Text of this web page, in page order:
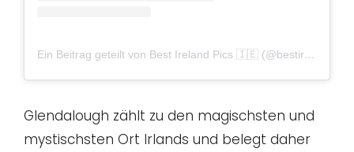
Ein Beitrag geteilt von Best Ireland Pics 🇮🇪 (@bestirelandpics)
Glendalough zählt zu den magischsten und
mystischsten Ort Irlands und belegt daher